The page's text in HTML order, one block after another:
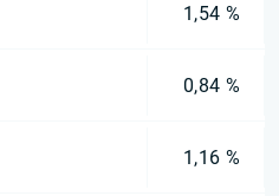
1,54 %
0,84 %
1,16 %